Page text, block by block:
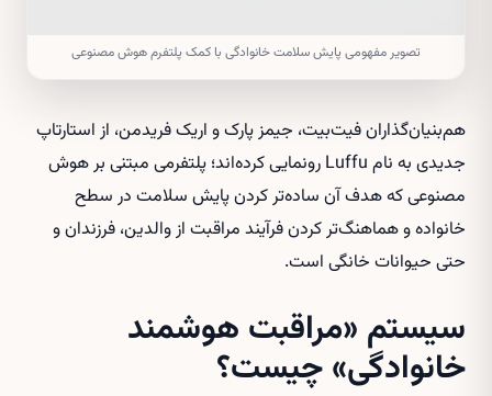
تصویر مفهومی پایش سلامت خانوادگی با کمک پلتفرم هوش مصنوعی
هم‌بنیان‌گذاران فیت‌بیت، جیمز پارک و اریک فریدمن، از استارتاپ
جدیدی به نام Luffu رونمایی کرده‌اند؛ پلتفرمی مبتنی بر هوش
مصنوعی که هدف آن ساده‌تر کردن پایش سلامت در سطح
خانواده و هماهنگ‌تر کردن فرآیند مراقبت از والدین، فرزندان و
حتی حیوانات خانگی است.
سیستم «مراقبت هوشمند
خانوادگی» چیست؟